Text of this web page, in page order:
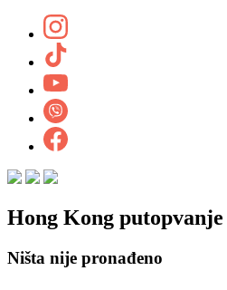
Hong Kong putopvanje
Ništa nije pronađeno